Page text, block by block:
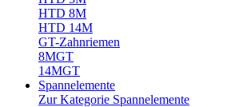
HTD 8M
HTD 14M
GT-Zahnriemen
8MGT
14MGT
Spannelemente
Zur Kategorie Spannelemente